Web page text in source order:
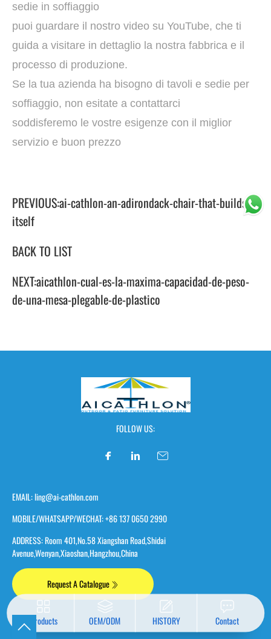
sedie in soffiaggio
puoi guardare il nostro video su YouTube, che ti
guida a visitare in dettaglio la nostra fabbrica e il
processo di produzione.
Se la tua azienda ha bisogno di tavoli e sedie per
soffiaggio, non esitate a contattarci
soddisferemo le vostre esigenze con il miglior
servizio e buon prezzo
PREVIOUS:ai-cathlon-an-adirondack-chair-that-builds-
itself
BACK TO LIST
NEXT:aicathlon-cual-es-la-maxima-capacidad-de-peso-
de-una-mesa-plegable-de-plastico
FOLLOW US:
EMAIL: ling@ai-cathlon.com
MOBILE/WHATSAPP/WECHAT: +86 137 0650 2990
ADDRESS: Room 401,No.58 Xiangshan Road,Shidai
Avenue,Wenyan,Xiaoshan,Hangzhou,China
Request A Catalogue
Products OEM/ODM HISTORY Contact